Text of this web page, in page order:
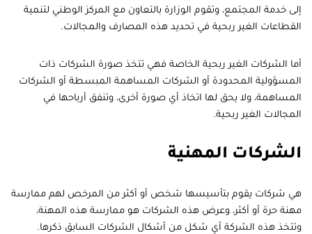
إلى خدمة المجتمع، وتقوم الوزارة بالتعاون مع المركز الوطني لتنمية
القطاعات الغير ربحية في تحديد هذه المصارف والمجالات.
أما الشركات الغير ربحية الخاصة فهي تتخذ صورة الشركات ذات
المسؤولية المحدودة أو الشركات المساهمة المبسطة أو الشركات
المساهمة، ولا يحق لها اتخاذ أي صورة أخرى، وتنفق أرباحها في
المجالات الغير ربحية.
الشركات المهنية
هي شركات يقوم بتأسيسها شخص أو أكثر من المرخص لهم ممارسة
مهنة حرة أو أكثر، وعرض هذه الشركات هو ممارسة هذه المهنة،
وتتخذ هذه الشركة أي شكل من أشكال الشركات السابق ذكرها.